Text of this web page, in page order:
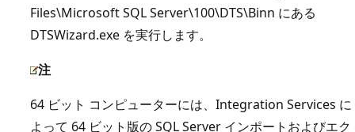
Files\Microsoft SQL Server\100\DTS\Binn にある
DTSWizard.exe を実行します。
注
64 ビット コンピューターには、Integration Services に
よって 64 ビット版の SQL Server インポートおよびエク